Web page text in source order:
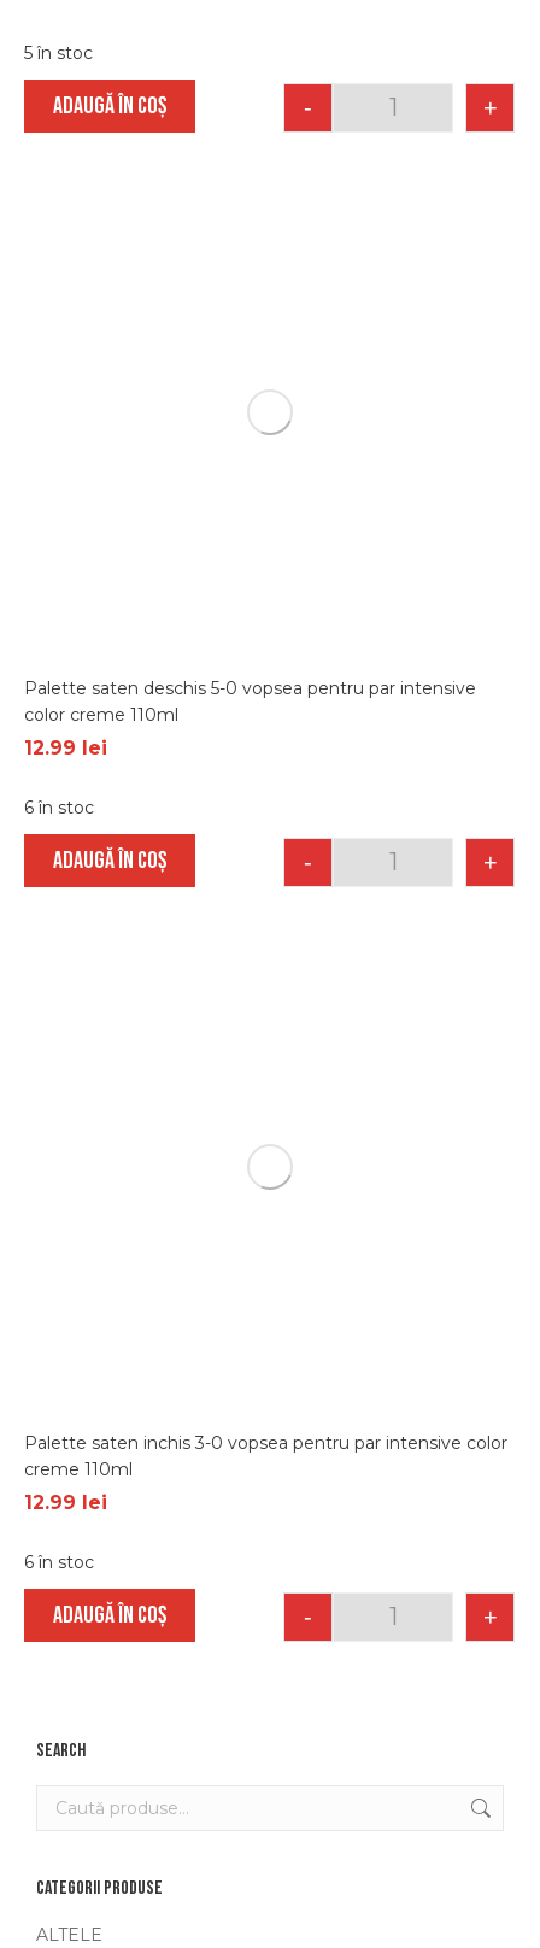
5 în stoc
- +
ADAUGĂ ÎN COȘ
Palette saten deschis 5-0 vopsea pentru par intensive
color creme 110ml
12.99 lei
6 în stoc
- +
ADAUGĂ ÎN COȘ
Palette saten inchis 3-0 vopsea pentru par intensive color
creme 110ml
12.99 lei
6 în stoc
- +
ADAUGĂ ÎN COȘ
Search
Categorii produse
ALTELE